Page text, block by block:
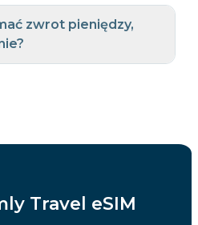
zwrot pieniędzy,
Travel eSIM